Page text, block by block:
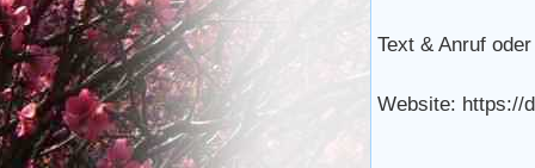
Text & Anruf
Website: https://